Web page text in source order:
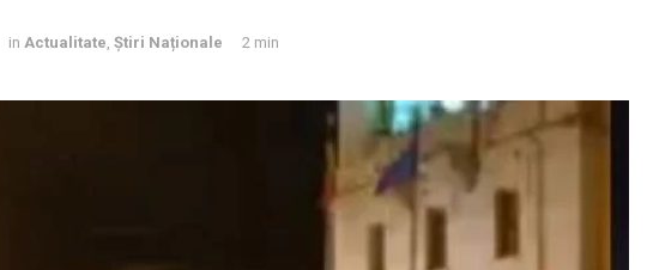
in Actualitate, Știri Naționale 2 min